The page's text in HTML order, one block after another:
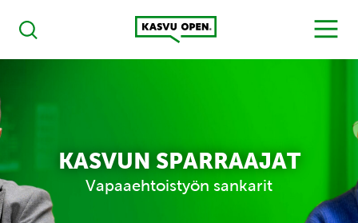
Haku
Kasvu Open
MENU
KASVUN SPARRAAJAT
Vapaaehtoistyön sankarit